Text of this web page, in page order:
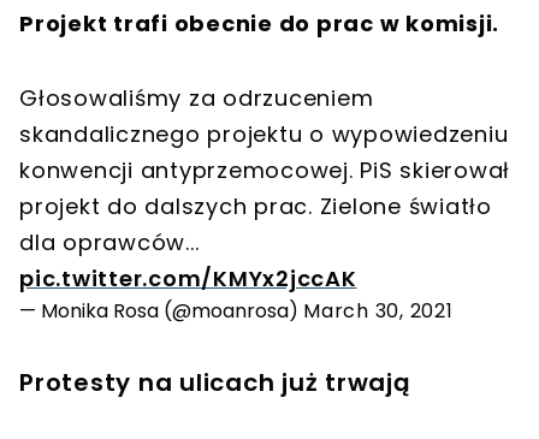
Projekt trafi obecnie do prac w komisji.
Głosowaliśmy za odrzuceniem
skandalicznego projektu o wypowiedzeniu
konwencji antyprzemocowej. PiS skierował
projekt do dalszych prac. Zielone światło
dla oprawców...
pic.twitter.com/KMYx2jccAK
— Monika Rosa (@moanrosa) March 30, 2021
Protesty na ulicach już trwają